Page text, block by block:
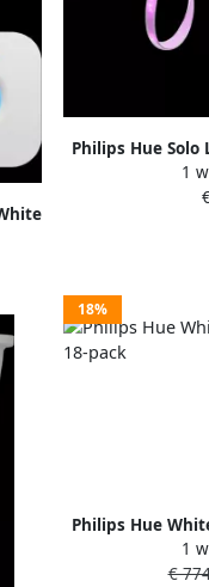
Philips Hue
1
18%
Philips Hue
1
€